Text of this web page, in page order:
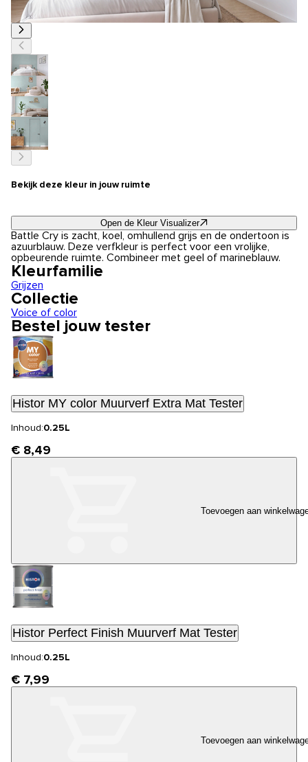
Bekijk deze kleur in jouw ruimte
Open de Kleur Visualizer
Battle Cry is zacht, koel, omhullend grijs en de ondertoon is
azuurblauw. Deze verfkleur is perfect voor een vrolijke,
opbeurende ruimte. Combineer met geel of marineblauw.
Kleurfamilie
Grijzen
Collectie
Voice of color
Bestel jouw tester
Histor MY color Muurverf Extra Mat Tester
Inhoud:0.25L
€ 8,49
Toevoegen aan
Histor Perfect Finish Muurverf Mat Tester
Inhoud:0.25L
€ 7,99
Toevoegen aan